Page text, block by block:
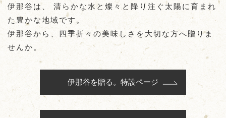
伊那谷は、
清らかな水と燦々と降り注ぐ太陽に育まれ
た豊かな地域です。
伊那谷から、四季折々の美味しさを大切な方へ贈りま
せんか。
伊那谷を贈る。特設ページ